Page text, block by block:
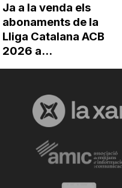
Ja a la venda els
abonaments de la
Lliga Catalana ACB
2026 a...